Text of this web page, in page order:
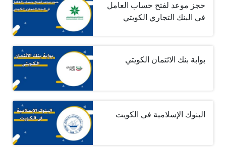
حجز موعد لفتح حساب العامل
في البنك التجاري الكويتي
بوابة بنك الائتمان الكويتي
البنوك الإسلامية في الكويت